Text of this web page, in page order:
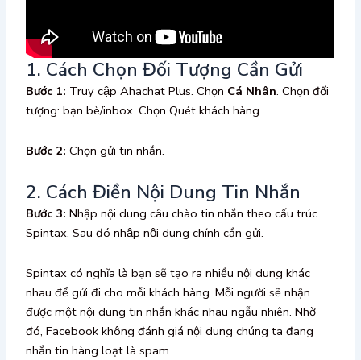
1. Cách Chọn Đối Tượng Cần Gửi
Bước 1: Truy cập Ahachat Plus. Chọn Cá Nhân. Chọn đối
tượng: bạn bè/inbox. Chọn Quét khách hàng.
Bước 2:Chọn gửi tin nhắn.
2. Cách Điền Nội Dung Tin Nhắn
Bước 3:Nhập nội dung câu chào tin nhắn theo cấu trúc
Spintax. Sau đó nhập nội dung chính cần gửi.
Spintax có nghĩa là bạn sẽ tạo ra nhiều nội dung khác
nhau để gửi đi cho mỗi khách hàng. Mỗi người sẽ nhận
được một nội dung tin nhắn khác nhau ngẫu nhiên. Nhờ
đó, Facebook không đánh giá nội dung chúng ta đang
nhắn tin hàng loạt là spam.